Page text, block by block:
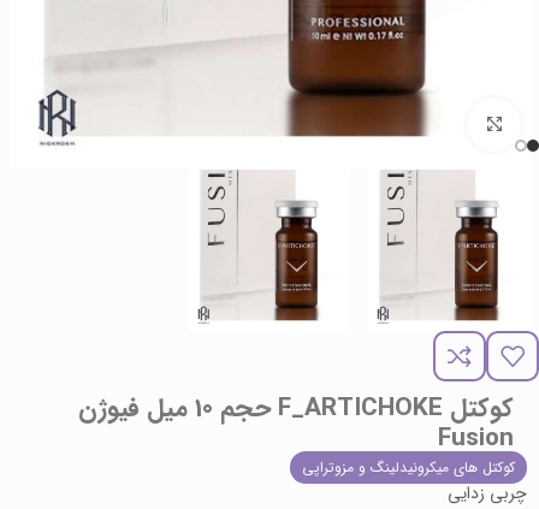
کوکتل F_ARTICHOKE حجم 10 میل فیوژن
Fusion
کوکتل های میکرونیدلینگ و مزوتراپی
چربی زدایی